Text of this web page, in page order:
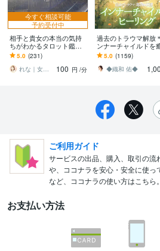
今すぐ相談可能
予約受付中
相手と貴女の本当の気持
ちがわかるタロット鑑定
します 実績1000件！潜在
意識✖️タロット鑑定の現役
プロの電話占い
5.0 (231)
れな｜女性のための恋愛専門カウンセラー
100 円 /分
過去のトラウマ解放
ンナーチャイルドを
ます 心の制限を外す
リング 依存や執着、
悪、拒絶を解放しま
5.0 (1159)
◆織和 佑◆
ご利用ガイド
サービスの出品、購入、取引の流
や、ココナラを安心・安全に使っ
など、ココナラの使い方はこちら。
お支払い方法